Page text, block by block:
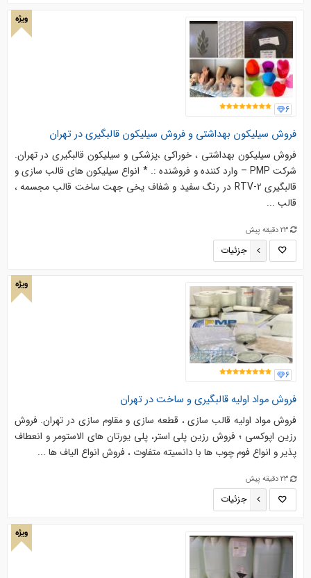
ویژه
6
فروش سیلیکون بهداشتی و فروش سیلیکون قالبگیری در تهران
فروش سیلیکون بهداشتی ، خوراکی ،پزشکی و سیلیکون قالبگیری در تهران.
شرکت PMP – وارد کننده و فروشنده :. * انواع سیلیکون های قالب سازی و
قالبگیری RTV-2 در رنگ سفید و شفاف یخی جهت ساخت قالب مجسمه ،
قالب ...
23 دقیقه پیش
جزئیات
ویژه
6
فروش مواد اولیه قالبگیری و ساخت در تهران
فروش مواد اولیه قالب سازی ، قطعه سازی و مقاوم سازی در تهران. فروش
رزین اپوکسی ؛ فروش رزین پلی استر، پلی یورتان های الاستومر و انعطاف
پذیر و انواع فوم چوب ها با دانسیته متفاوت ، فروش انواع الیاف ها ...
23 دقیقه پیش
جزئیات
ویژه